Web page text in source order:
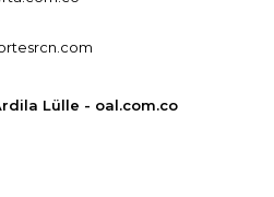
Lülle - oal.com.co